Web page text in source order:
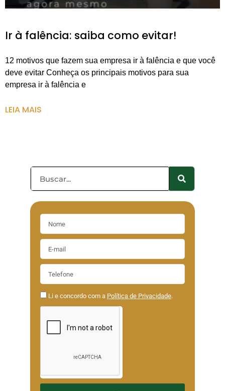
Ir à falência: saiba como evitar!
12 motivos que fazem sua empresa ir à falência e que você
deve evitar Conheça os principais motivos para sua
empresa ir à falência e
LEIA MAIS
Li e concordo com a Política de Privacidade.